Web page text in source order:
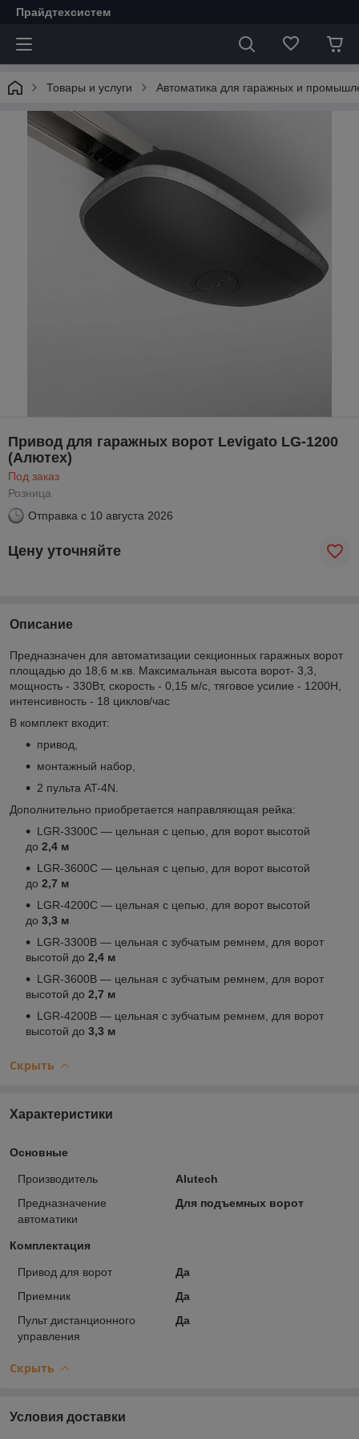
Прайдтехсистем
Товары и услуги Автоматика для гаражных и
Привод для гаражных ворот Levigato LG-1200
(Алютех)
Под заказ
Розница
Отправка с 10 августа 2026
Цену уточняйте
Описание
Предназначен для автоматизации секционных гаражных ворот
площадью до 18,6 м.кв. Максимальная высота ворот- 3,3,
мощность - 330Вт, скорость - 0,15 м/с, тяговое усилие - 1200Н,
интенсивность - 18 циклов/час
В комплект входит:
привод,
монтажный набор,
2 пульта AT-4N.
Дополнительно приобретается направляющая рейка:
LGR-3300C ― цельная с цепью, для ворот высотой
до 2,4 м
LGR-3600C ― цельная с цепью, для ворот высотой
до 2,7 м
LGR-4200C ― цельная с цепью, для ворот высотой
до 3,3 м
LGR-3300B ― цельная с зубчатым ремнем, для ворот
высотой до 2,4 м
LGR-3600B ― цельная с зубчатым ремнем, для ворот
высотой до 2,7 м
LGR-4200B ― цельная с зубчатым ремнем, для ворот
высотой до 3,3 м
Скрыть
Характеристики
Основные
Производитель
Alutech
Предназначение
автоматики
Для подъемных ворот
Комплектация
Привод для ворот
Да
Приемник
Да
Пульт дистанционного
управления
Да
Скрыть
Условия доставки